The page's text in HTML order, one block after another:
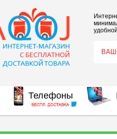
Телефоны